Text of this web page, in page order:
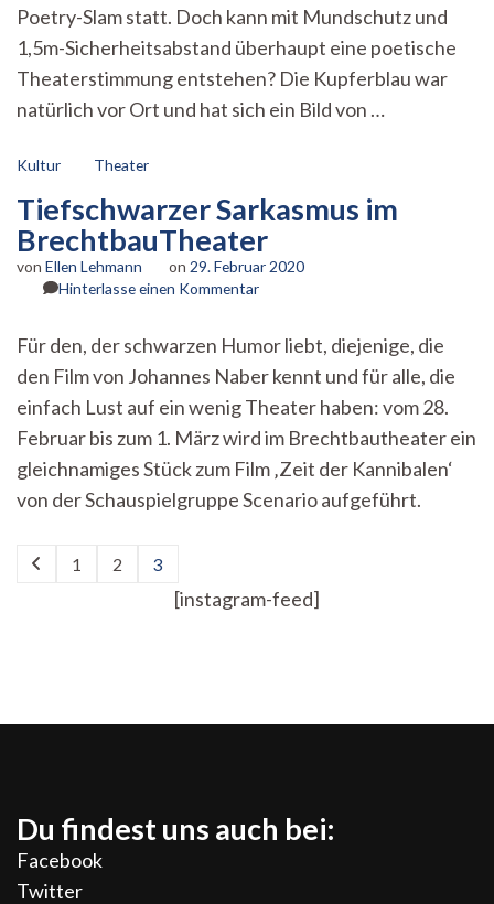
163.
Poetry-
Slam
Poetry-Slam statt. Doch kann mit Mundschutz und
1,5m-Sicherheitsabstand überhaupt eine poetische
Theaterstimmung entstehen? Die Kupferblau war
natürlich vor Ort und hat sich ein Bild von …
Kultur Theater
Tiefschwarzer Sarkasmus im
BrechtbauTheater
von Ellen Lehmann on 29. Februar 2020
Hinterlasse einen Kommentarzu
im
BrechtbauTheater
Für den, der schwarzen Humor liebt, diejenige, die
den Film von Johannes Naber kennt und für alle, die
einfach Lust auf ein wenig Theater haben: vom 28.
Februar bis zum 1. März wird im Brechtbautheater ein
gleichnamiges Stück zum Film ‚Zeit der Kannibalen‘
von der Schauspielgruppe Scenario aufgeführt.
Seitennummerierung
Seite
1
Seite
2
Seite
3
[instagram-feed]
Du findest uns auch bei:
Facebook
Twitter